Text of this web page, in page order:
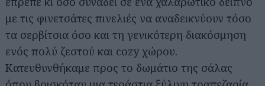
με τις φινετσάτες πινελιές να αναδεικνύουν τόσο
τα σερβίτσια όσο και τη γενικότερη διακόσμηση
ενός πολύ ζεστού και cozy χώρου.
Κατευθυνθήκαμε προς το δωμάτιο της σάλας